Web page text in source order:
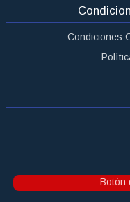
Condiciones
Botón